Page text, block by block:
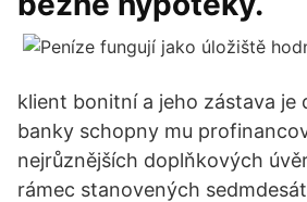
klient bonitní a jeho zástava je
banky schopny mu
nejrůznějších doplňkových
rámec stanovených